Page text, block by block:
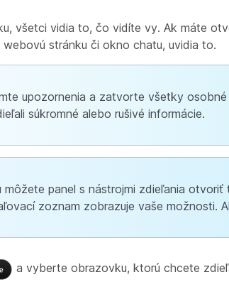
všetci vidia to, čo vidíte vy. Ak máte
stránku či okno chatu, uvidia to.
upozornenia a zatvorte všetky
súkromné alebo rušivé informácie.
môžete panel s nástrojmi zdieľania
zoznam zobrazuje vaše možnosti.
a vyberte obrazovku, ktorú chcete